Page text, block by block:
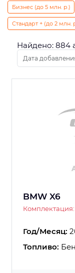
Бизнес (до 5 млн. р.)
Стандарт + (до 2 млн.
Найдено: 884
BMW X6
Год/Месяц:
Топливо: